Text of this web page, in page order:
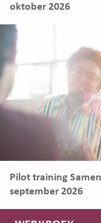
oktober 2026
Pilot training
september 2026